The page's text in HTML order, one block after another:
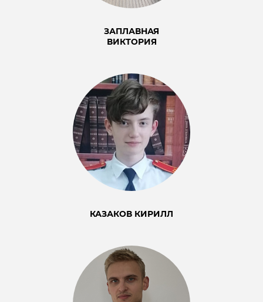
ЗАПЛАВНАЯ
ВИКТОРИЯ
КАЗАКОВ КИРИЛЛ